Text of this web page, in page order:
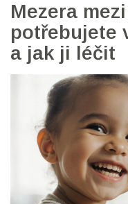
Mezera
potřebujete
a jak ji léčit